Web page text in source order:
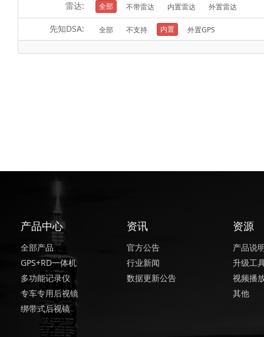
雷达: 全部 不带雷达 内置雷达 外置雷达
先知DSA: 全部 不支持 内置 外置GPS
产品中心
全部产品
GPS+RD一体机
多功能记录仪
专车专用后视镜
绑带式后视镜
资讯
官方公告
行业新闻
数据更新公告
资源
产品说
升级工
视频播
其他